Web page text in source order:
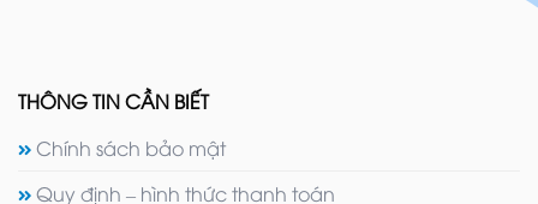
THÔNG TIN CẦN BIẾT
Chính sách bảo mật
Quy định – hình thức thanh toán